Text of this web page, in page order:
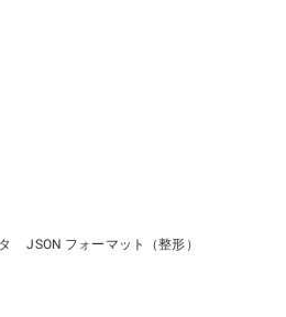
JSON フォーマット（整形）